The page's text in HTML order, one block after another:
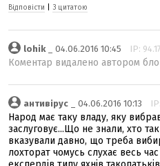
Відповісти З цитатою
lohik_ 04.06.2016 10:45 IP:
Коментар видалено автором
антивірус _ 04.06.2016 10:13
Народ має таку владу, яку
заслуговує...Що не знали, хто
вказували давно, що треба
лохторат чомусь слухає весь час